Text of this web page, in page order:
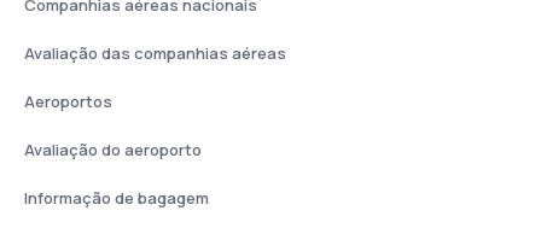
Companhias aéreas nacionais
Avaliação das companhias aéreas
Aeroportos
Avaliação do aeroporto
Informação de bagagem